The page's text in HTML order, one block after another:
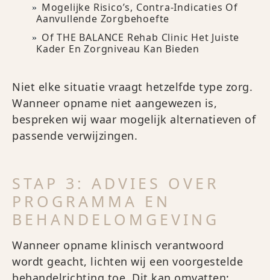
Mogelijke Risico’s, Contra-Indicaties Of
Aanvullende Zorgbehoefte
Of THE BALANCE Rehab Clinic Het Juiste
Kader En Zorgniveau Kan Bieden
Niet elke situatie vraagt hetzelfde type zorg.
Wanneer opname niet aangewezen is,
bespreken wij waar mogelijk alternatieven of
passende verwijzingen.
STAP 3: ADVIES OVER
PROGRAMMA EN
BEHANDELOMGEVING
Wanneer opname klinisch verantwoord
wordt geacht, lichten wij een voorgestelde